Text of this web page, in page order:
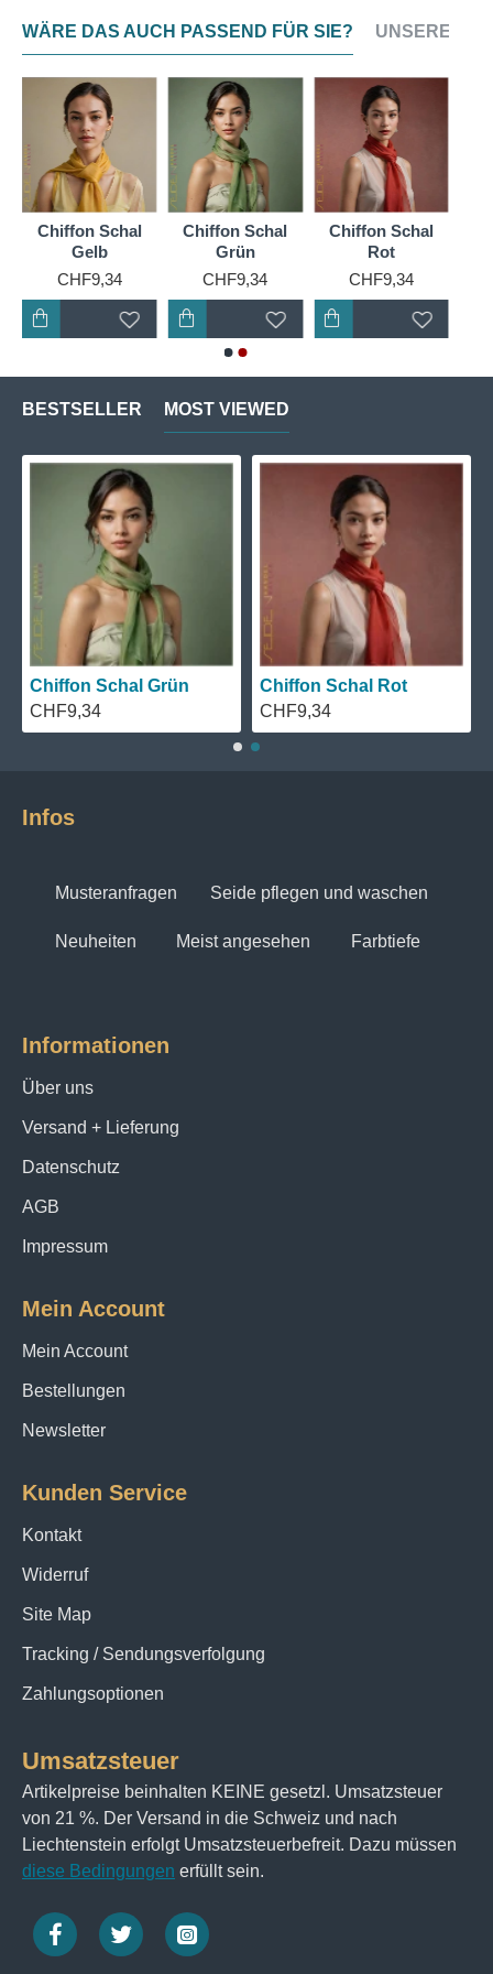
WÄRE DAS AUCH PASSEND FÜR SIE? UNSERE
Chiffon Schal
Gelb
CHF9,34
Chiffon Schal
Grün
CHF9,34
Chiffon Schal
Rot
CHF9,34
BESTSELLER MOST VIEWED
Chiffon Schal Grün
CHF9,34
Chiffon Schal Rot
CHF9,34
Infos
Musteranfragen Seide pflegen und waschen
Neuheiten Meist angesehen Farbtiefe
Informationen
Über uns
Versand + Lieferung
Datenschutz
AGB
Impressum
Mein Account
Mein Account
Bestellungen
Newsletter
Kunden Service
Kontakt
Widerruf
Site Map
Tracking / Sendungsverfolgung
Zahlungsoptionen
Umsatzsteuer
Artikelpreise beinhalten KEINE gesetzl. Umsatzsteuer
von 21 %. Der Versand in die Schweiz und nach
Liechtenstein erfolgt Umsatzsteuerbefreit. Dazu müssen
diese Bedingungen erfüllt sein.